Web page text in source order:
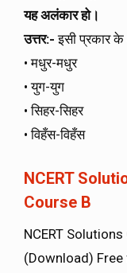
यह अलंकार हो।
उत्तर:-इसी प्रकार
• मधुर-मधुर
• युग-युग
• सिहर-सिहर
• विहँस-विहँस
NCERT
Course B
NCERT
(Download)